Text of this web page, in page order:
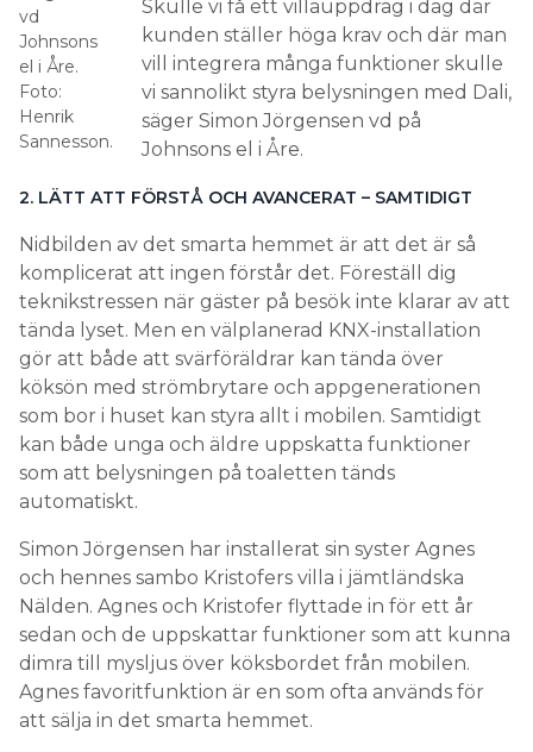
vd
Johnsons
el i Åre.
Foto:
Henrik
Sannesson.
Skulle vi få ett villauppdrag i dag där
kunden ställer höga krav och där man
vill integrera många funktioner skulle
vi sannolikt styra belysningen med Dali,
säger Simon Jörgensen vd på
Johnsons el i Åre.
2. LÄTT ATT FÖRSTÅ OCH AVANCERAT – SAMTIDIGT
Nidbilden av det smarta hemmet är att det är så
komplicerat att ingen förstår det. Föreställ dig
teknikstressen när gäster på besök inte klarar av att
tända lyset. Men en välplanerad KNX-installation
gör att både att svärföräldrar kan tända över
köksön med strömbrytare och appgenerationen
som bor i huset kan styra allt i mobilen. Samtidigt
kan både unga och äldre uppskatta funktioner
som att belysningen på toaletten tänds
automatiskt.
Simon Jörgensen har installerat sin syster Agnes
och hennes sambo Kristofers villa i jämtländska
Nälden. Agnes och Kristofer flyttade in för ett år
sedan och de uppskattar funktioner som att kunna
dimra till mysljus över köksbordet från mobilen.
Agnes favoritfunktion är en som ofta används för
att sälja in det smarta hemmet.